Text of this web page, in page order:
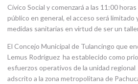
Cívico Social y comenzará a las 11:00
público en general, el acceso será limitado
medidas sanitarias en virtud de ser un
El Concejo Municipal de Tulancingo que
Lemus Rodríguez ha establecido como
esfuerzos operativos de la unidad regional
adscrito a la zona metropolitana de